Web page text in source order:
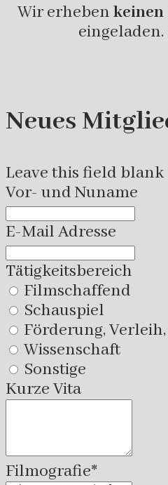
Wir erheben
Neues
Leave this field blank
Vor- und Nuname
E-Mail Adresse
Tätigkeitsbereich
Filmschaffend
Schauspiel
Förderung,
Wissenschaft
Sonstige
Kurze Vita
Filmografie*